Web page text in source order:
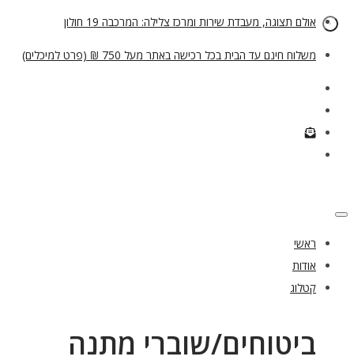
אולם תצוגה, מעבדת שירות ומרכז צלילה: המרכבה 19 חולון
משלוח חינם עד הבית בכל רכישה באתר מעל 750 ₪ (פרט למיכלים)
ראשי
אודות
קטלוג
ביטוחים/שוברי מתנה